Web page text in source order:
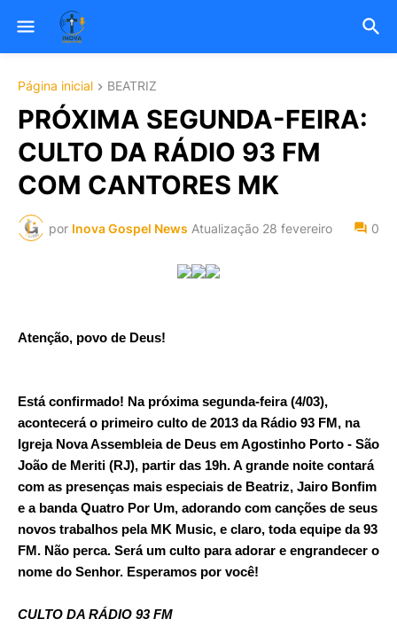
Página inicial BEATRIZ
PRÓXIMA SEGUNDA-FEIRA:
CULTO DA RÁDIO 93 FM
COM CANTORES MK
por Inova Gospel News Atualização 28 fevereiro 0
Atenção, povo de Deus!
Está confirmado! Na próxima segunda-feira (4/03),
acontecerá o primeiro culto de 2013 da Rádio 93 FM, na
Igreja Nova Assembleia de Deus em Agostinho Porto - São
João de Meriti (RJ), partir das 19h. A grande noite contará
com as presenças mais especiais de Beatriz, Jairo Bonfim
e a banda Quatro Por Um, adorando com canções de seus
novos trabalhos pela MK Music, e claro, toda equipe da 93
FM. Não perca. Será um culto para adorar e engrandecer o
nome do Senhor. Esperamos por você!
CULTO DA RÁDIO 93 FM